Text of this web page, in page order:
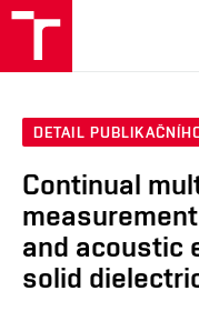
DETAIL
Continual
and acoustic
solid